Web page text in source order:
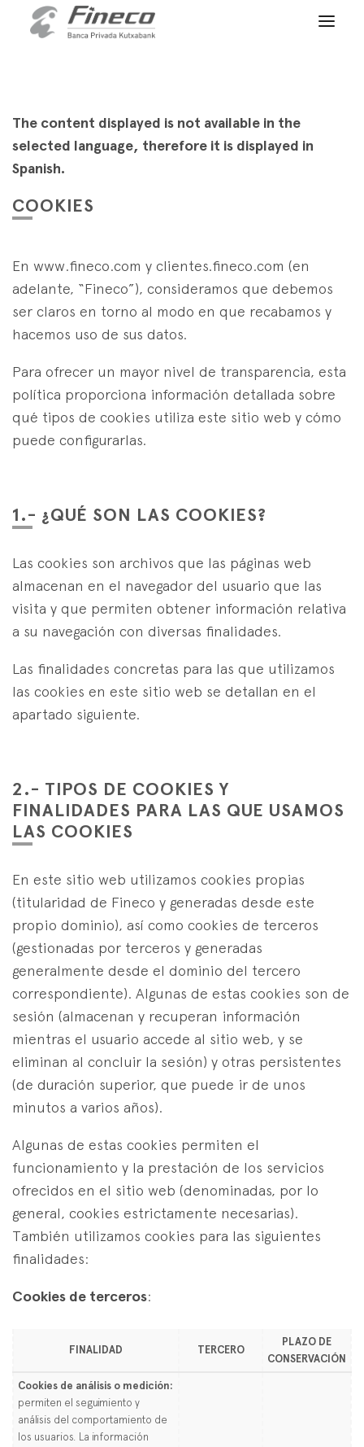
es eus en
Client access
WHO WE ARE
SERVICES
Family Office
Value Services
MANAGEMENT
Specialist Strategies
FinacademyJOIN OUR TEAM
CLIENT ACCESS
es eus en
The content displayed is not available in the
selected language, therefore it is displayed in
Spanish.
COOKIES
En www.fineco.com y clientes.fineco.com (en
adelante, “Fineco”), consideramos que debemos
ser claros en torno al modo en que recabamos y
hacemos uso de sus datos.
Para ofrecer un mayor nivel de transparencia, esta
política proporciona información detallada sobre
qué tipos de cookies utiliza este sitio web y cómo
puede configurarlas.
1.- ¿QUÉ SON LAS COOKIES?
Las cookies son archivos que las páginas web
almacenan en el navegador del usuario que las
visita y que permiten obtener información relativa
a su navegación con diversas finalidades.
Las finalidades concretas para las que utilizamos
las cookies en este sitio web se detallan en el
apartado siguiente.
2.- TIPOS DE COOKIES Y
FINALIDADES PARA LAS QUE USAMOS
LAS COOKIES
En este sitio web utilizamos cookies propias
(titularidad de Fineco y generadas desde este
propio dominio), así como cookies de terceros
(gestionadas por terceros y generadas
generalmente desde el dominio del tercero
correspondiente). Algunas de estas cookies son de
sesión (almacenan y recuperan información
mientras el usuario accede al sitio web, y se
eliminan al concluir la sesión) y otras persistentes
(de duración superior, que puede ir de unos
minutos a varios años).
Algunas de estas cookies permiten el
funcionamiento y la prestación de los servicios
ofrecidos en el sitio web (denominadas, por lo
general, cookies estrictamente necesarias).
También utilizamos cookies para las siguientes
finalidades:
Cookies de terceros:
FINALIDAD TERCERO
PLAZO DE
CONSERVACIÓN
Cookies de análisis o medición:
permiten el seguimiento y
análisis del comportamiento de
los usuarios. La información